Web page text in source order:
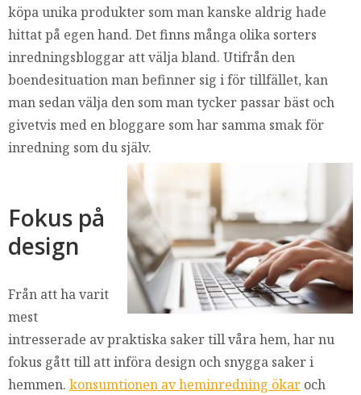
köpa unika produkter som man kanske aldrig hade
hittat på egen hand. Det finns många olika sorters
inredningsbloggar att välja bland. Utifrån den
boendesituation man befinner sig i för tillfället, kan
man sedan välja den som man tycker passar bäst och
givetvis med en bloggare som har samma smak för
inredning som du själv.
Fokus på
design
Från att ha varit
mest
intresserade av praktiska saker till våra hem, har nu
fokus gått till att införa design och snygga saker i
hemmen. konsumtionen av heminredning ökar och